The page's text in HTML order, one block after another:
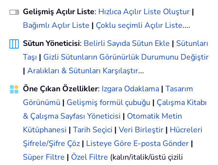
Gelişmiş Açılır Liste: Hızlıca Açılır Liste Oluştur |
Bağımlı Açılır Liste | Çoklu seçimli Açılır Liste....
Sütun Yöneticisi: Belirli Sayıda Sütun Ekle | Sütunları
Taşı | Gizli Sütunların Görünürlük Durumunu Değiştir
| Aralıkları & Sütunları Karşılaştır...
Öne Çıkan Özellikler: Izgara Odaklama | Tasarım
Görünümü | Gelişmiş formül çubuğu | Çalışma Kitabı
& Çalışma Sayfası Yöneticisi | Otomatik Metin
Kütüphanesi | Tarih Seçici | Veri Birleştir | Hücreleri
Şifrele/Şifre Çöz | Listeye Göre E-posta Gönder |
Süper Filtre | Özel Filtre (kalın/italik/üstü çizili